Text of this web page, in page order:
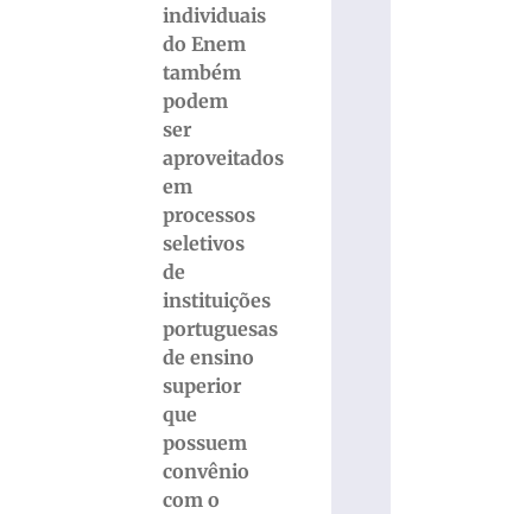
individuais
do Enem
também
podem
ser
aproveitados
em
processos
seletivos
de
instituições
portuguesas
de ensino
superior
que
possuem
convênio
com o